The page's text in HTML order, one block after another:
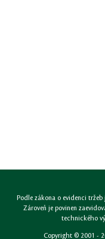
Podle zákona o evidenci
Zároveň je povinen
technického
Copyright © 2001 -